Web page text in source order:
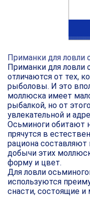
Приманки для ловли
Приманки для ловли
отличаются от тех,
рыболовы. И это
моллюска имеет
рыбалкой, но от
увлекательной и
Осьминоги обитают
прячутся в
рациона
добычи этих
форму и цвет.
Для ловли
используются
снасти, состоящие и